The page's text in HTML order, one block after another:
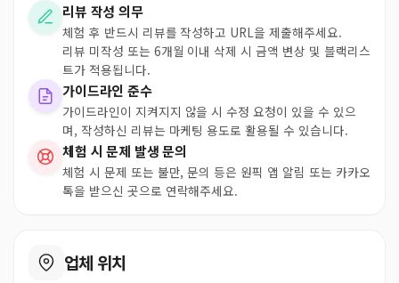
리뷰 작성 의무
체험 후 반드시 리뷰를 작성하고 URL을 제출해주세요.
리뷰 미작성 또는 6개월 이내 삭제 시 금액 변상 및 블랙리스
트가 적용됩니다.
가이드라인 준수
가이드라인이 지켜지지 않을 시 수정 요청이 있을 수 있으
며, 작성하신 리뷰는 마케팅 용도로 활용될 수 있습니다.
체험 시 문제 발생 문의
체험 시 문제 또는 불만, 문의 등은 원픽 앱 알림 또는 카카오
톡을 받으신 곳으로 연락해주세요.
업체 위치